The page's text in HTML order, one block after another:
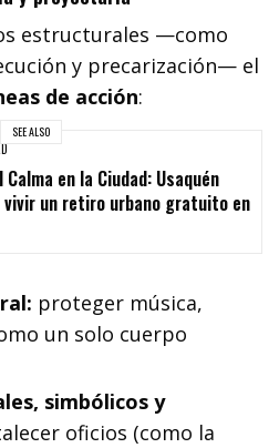
estructurales —como
y precarización— el
de acción:
SEE ALSO
en la Ciudad: Usaquén
un retiro urbano gratuito en
proteger música,
un solo cuerpo
simbólicos y
oficios (como la